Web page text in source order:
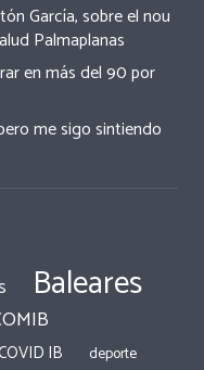
García, sobre el nou
Palmaplanas
en más del 90 por
me sigo sintiendo
Baleares
IB
deporte